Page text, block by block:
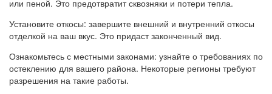
Установите откосы: завершите внешний и внутренний откосы
отделкой на ваш вкус. Это придаст законченный вид.
Ознакомьтесь с местными законами: узнайте о требованиях по
остеклению для вашего района. Некоторые регионы требуют
разрешения на такие работы.